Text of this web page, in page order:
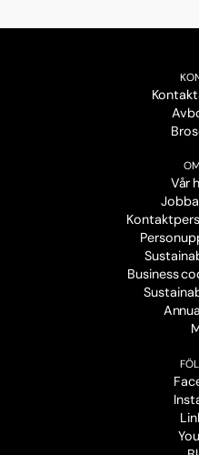
Vår
Business